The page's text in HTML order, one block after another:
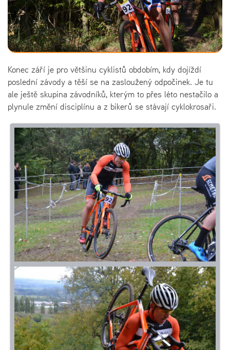
Konec září je pro většinu cyklistů obdobím, kdy dojíždí
poslední závody a těší se na zasloužený odpočinek. Je tu
ale ještě skupina závodníků, kterým to přes léto nestačilo a
plynule změní disciplínu a z bikerů se stávají cyklokrosaři.